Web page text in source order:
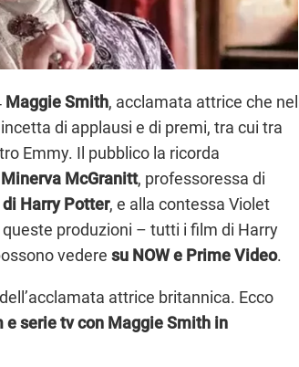
Maggie Smith, acclamata attrice che nel
di applausi e di premi, tra cui tra
Emmy. Il pubblico la ricorda
Minerva McGranitt, professoressa di
Harry Potter, e alla contessa Violet
produzioni – tutti i film di Harry
vedere su NOW e Prime Video.
attrice britannica. Ecco
e serie tv con Maggie Smith in